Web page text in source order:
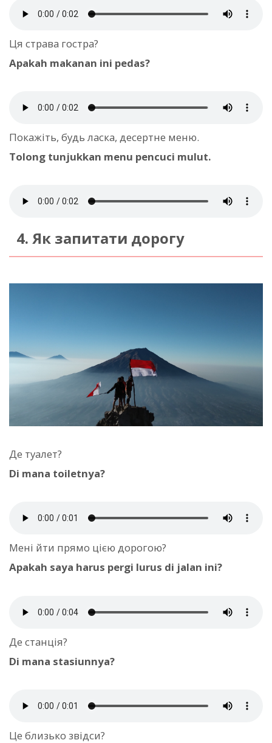
Ця страва гостра?
Apakah makanan ini pedas?
Покажіть, будь ласка, десертне меню.
Tolong tunjukkan menu pencuci mulut.
4. Як запитати дорогу
Де туалет?
Di mana toiletnya?
Мені йти прямо цією дорогою?
Apakah saya harus pergi lurus di jalan ini?
Де станція?
Di mana stasiunnya?
Це близько звідси?